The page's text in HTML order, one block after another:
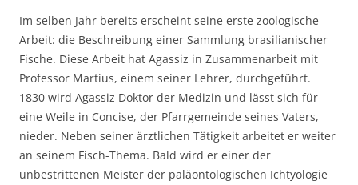
Im selben Jahr bereits erscheint seine erste zoologische
Arbeit: die Beschreibung einer Sammlung brasilianischer
Fische. Diese Arbeit hat Agassiz in Zusammenarbeit mit
Professor Martius, einem seiner Lehrer, durchgeführt.
1830 wird Agassiz Doktor der Medizin und lässt sich für
eine Weile in Concise, der Pfarrgemeinde seines Vaters,
nieder. Neben seiner ärztlichen Tätigkeit arbeitet er weiter
an seinem Fisch-Thema. Bald wird er einer der
unbestrittenen Meister der paläontologischen Ichtyologie